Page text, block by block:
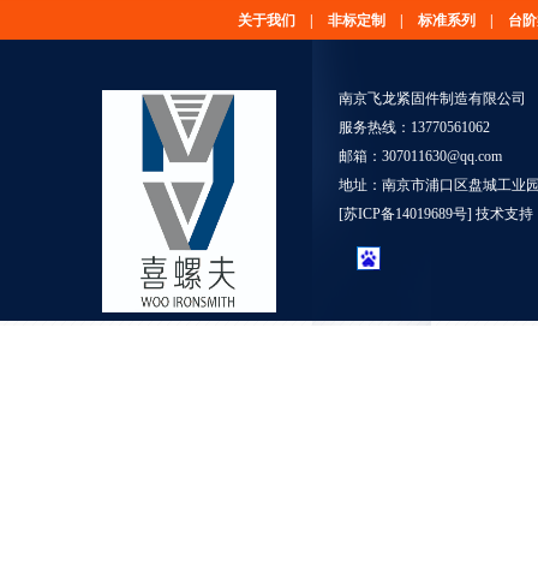
关于我们 非标定制 标准系列 台
南京飞龙紧固件制造有限公司
服务热线：13770561062
邮箱：307011630@qq.com
地址：南京市浦口区盘城工业
[苏ICP备14019689号] 技术支持